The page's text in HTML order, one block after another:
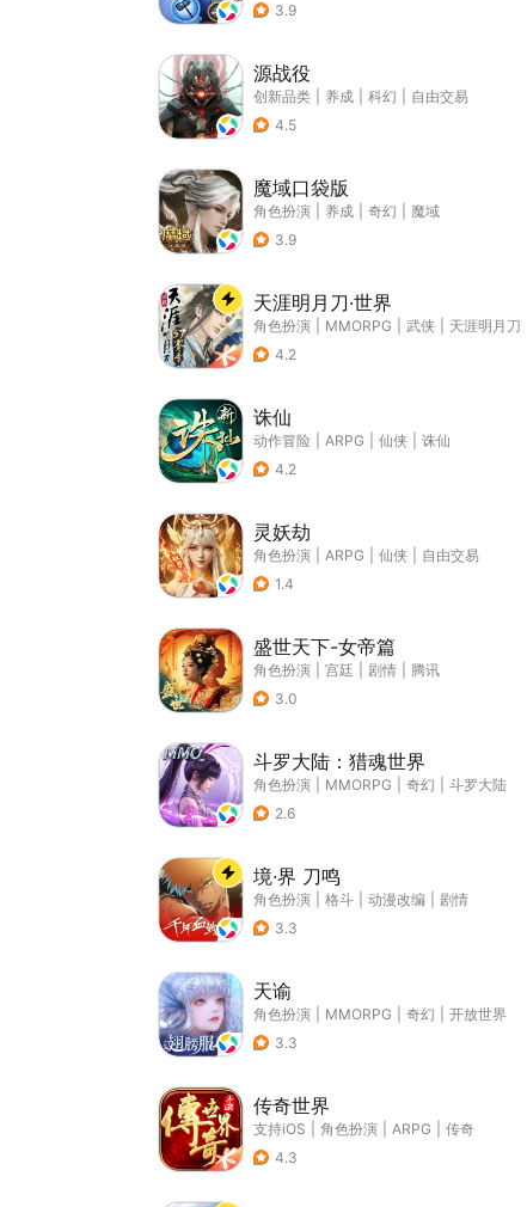
3.9
源战役
创新品类 养成 科幻
自由交易
4.5
魔域口袋版
角色扮演 养成 奇幻
魔域
3.9
天涯明月刀·世界
角色扮演 MMORPG 武侠
天涯明月刀
4.2
诛仙
动作冒险 ARPG 仙侠
诛仙
4.2
灵妖劫
角色扮演 ARPG 仙侠
自由交易
1.4
盛世天下-女帝篇
角色扮演 宫廷 剧情
腾讯
3.0
斗罗大陆：猎魂世界
角色扮演 MMORPG 奇幻
斗罗大陆
2.6
境·界 刀鸣
角色扮演 格斗 动漫改编
剧情
3.3
天谕
角色扮演 MMORPG 奇幻
开放世界
3.3
传奇世界
支持iOS 角色扮演 ARPG
传奇
4.3